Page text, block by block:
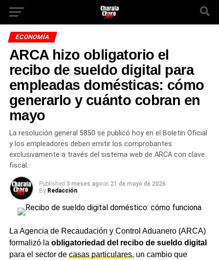
ECONOMÍA
ARCA hizo obligatorio el
recibo de sueldo digital para
empleadas domésticas: cómo
generarlo y cuánto cobran en
mayo
La resolución general 5850 se publicó hoy en el Boletín Oficial
y los empleadores deben emitir los comprobantes
exclusivamente a través del sistema web de ARCA con clave
fiscal.
Published 3 meses agoon 21 de mayo de 2026
By Redacción
La Agencia de Recaudación y Control Aduanero (ARCA)
formalizó la obligatoriedad del recibo de sueldo digital
para el sector de casas particulares, un cambio que